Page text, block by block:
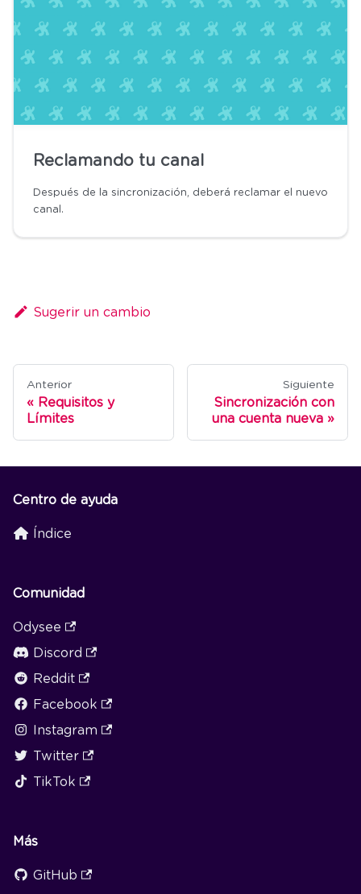
Reclamando tu canal
Después de la sincronización, deberá reclamar el nuevo
canal.
Sugerir un cambio
Anterior
Requisitos y
Límites
Siguiente
Sincronización con
una cuenta nueva
Centro de ayuda
Índice
Comunidad
Odysee
Discord
Reddit
Facebook
Instagram
Twitter
TikTok
Más
GitHub